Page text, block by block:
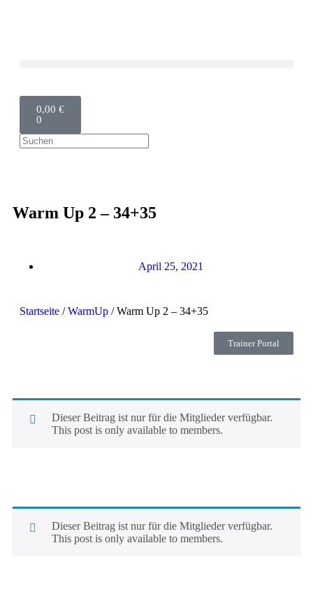
0,00 €
0
Warm Up 2 – 34+35
April 25, 2021
Startseite /WarmUp / Warm Up 2 – 34+35
Trainer Portal
Dieser Beitrag ist nur für die Mitglieder verfügbar.
This post is only available to members.
Dieser Beitrag ist nur für die Mitglieder verfügbar.
This post is only available to members.